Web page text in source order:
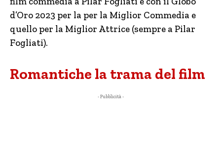
d’Oro 2023 per la per la Miglior Commedia e
quello per la Miglior Attrice (sempre a Pilar
Fogliati).
Romantiche la trama del film
- Pubblicità -